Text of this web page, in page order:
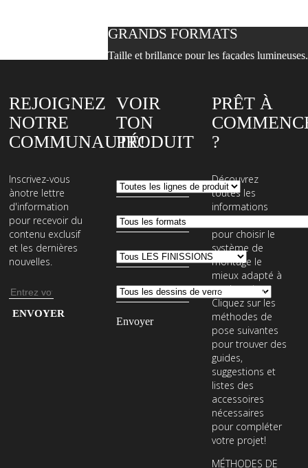
GRANDS FORMATS
Taille et brillance pour les façades lumineuses.
REJOIGNEZ
NOTRE
COMMUNAUTÉ!
Inscrivez-vous
ànotre lettre
d'information
pour recevoir du
contenu exclusif
et les dernières
nouvelles.
Adresse
e-
Entrez
VOIR
TON
PRODUIT
PRÊT À
?
Découvrez
toutes les
informations
nécessaires
pour choisir le
système de
montage le
mieux adapté à
vos besoins.
Cliquez sur les
méthodes de
pose suivantes
pour trouver des
guides,
suggestions et
listes des
accessoires
nécessaires
pour compléter
votre projet!
MÉTHODES DE